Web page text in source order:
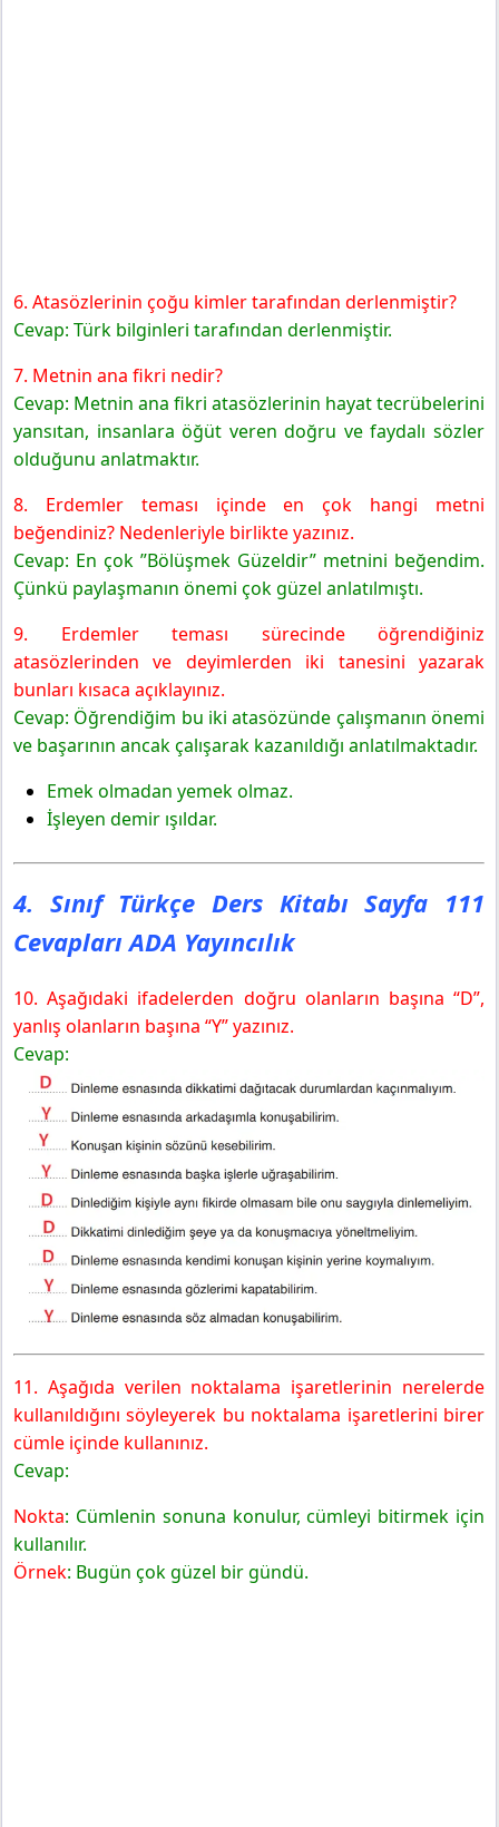
6. Atasözlerinin çoğu kimler tarafından derlenmiştir?
Cevap: Türk bilginleri tarafından derlenmiştir.
7. Metnin ana fikri nedir?
Cevap: Metnin ana fikri atasözlerinin hayat tecrübelerini
yansıtan, insanlara öğüt veren doğru ve faydalı sözler
olduğunu anlatmaktır.
8. Erdemler teması içinde en çok hangi metni
beğendiniz? Nedenleriyle birlikte yazınız.
Cevap: En çok ”Bölüşmek Güzeldir” metnini beğendim.
Çünkü paylaşmanın önemi çok güzel anlatılmıştı.
9. Erdemler teması sürecinde öğrendiğiniz
atasözlerinden ve deyimlerden iki tanesini yazarak
bunları kısaca açıklayınız.
Cevap: Öğrendiğim bu iki atasözünde çalışmanın önemi
ve başarının ancak çalışarak kazanıldığı anlatılmaktadır.
Emek olmadan yemek olmaz.
İşleyen demir ışıldar.
4. Sınıf Türkçe Ders Kitabı Sayfa 111
Cevapları ADA Yayıncılık
10. Aşağıdaki ifadelerden doğru olanların başına “D”,
yanlış olanların başına “Y” yazınız.
Cevap:
11. Aşağıda verilen noktalama işaretlerinin nerelerde
kullanıldığını söyleyerek bu noktalama işaretlerini birer
cümle içinde kullanınız.
Cevap:
Nokta: Cümlenin sonuna konulur, cümleyi bitirmek için
kullanılır.
Örnek: Bugün çok güzel bir gündü.